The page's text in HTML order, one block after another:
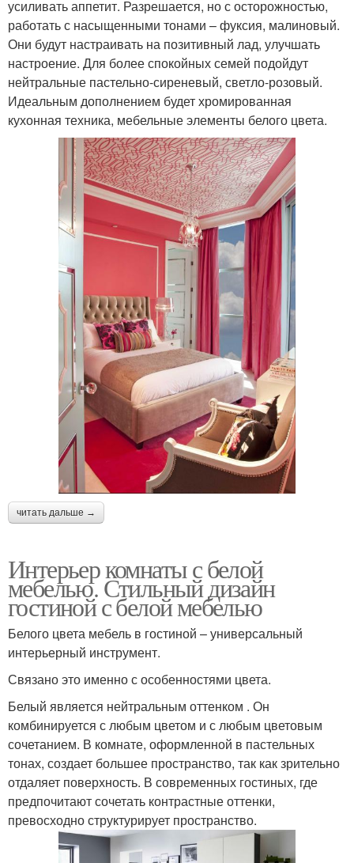
усиливать аппетит. Разрешается, но с осторожностью,
работать с насыщенными тонами – фуксия, малиновый.
Они будут настраивать на позитивный лад, улучшать
настроение. Для более спокойных семей подойдут
нейтральные пастельно-сиреневый, светло-розовый.
Идеальным дополнением будет хромированная
кухонная техника, мебельные элементы белого цвета.
читать дальше →
Интерьер комнаты с белой
мебелью. Стильный дизайн
гостиной с белой мебелью
Белого цвета мебель в гостиной – универсальный
интерьерный инструмент.
Связано это именно с особенностями цвета.
Белый является нейтральным оттенком . Он
комбинируется с любым цветом и с любым цветовым
сочетанием. В комнате, оформленной в пастельных
тонах, создает большее пространство, так как зрительно
отдаляет поверхность. В современных гостиных, где
предпочитают сочетать контрастные оттенки,
превосходно структурирует пространство.